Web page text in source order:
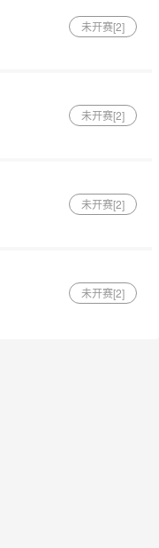
未开赛[2]
未开赛[2]
未开赛[2]
未开赛[2]